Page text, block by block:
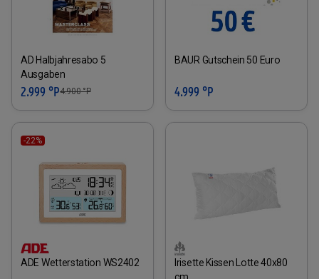
AD Halbjahresabo 5
Ausgaben
2.999 °P4.900°P
BAUR Gutschein 50 Euro
4.999 °P
-22%
ADE Wetterstation WS2402
Irisette Kissen Lotte 40x80